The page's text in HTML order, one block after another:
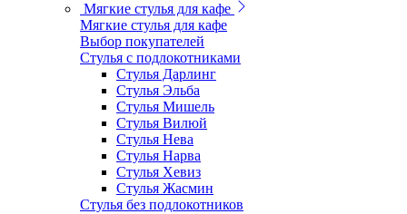
Мягкие стулья для кафе
Мягкие стулья для кафе
Выбор покупателей
Стулья с подлокотниками
Стулья Дарлинг
Стулья Эльба
Стулья Мишель
Стулья Вилюй
Стулья Нева
Стулья Нарва
Стулья Хевиз
Стулья Жасмин
Стулья без подлокотников